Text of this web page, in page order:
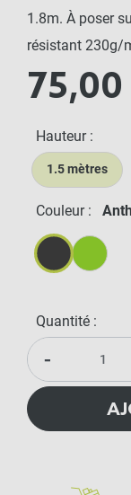
1.8m. À poser
résistant 230g/
75,00
Hauteur :
1.5 mètres
Couleur :
Quantité :
-